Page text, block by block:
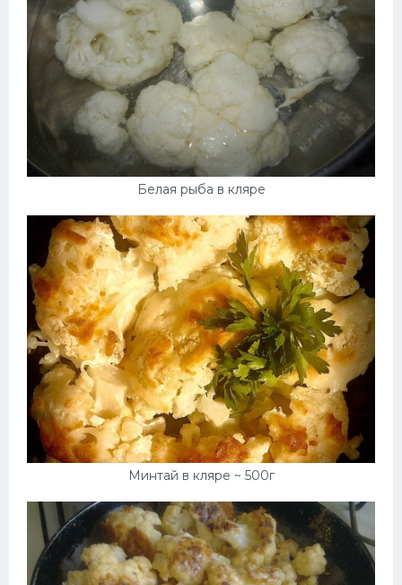
Белая рыба в кляре
Минтай в кляре ~ 500г